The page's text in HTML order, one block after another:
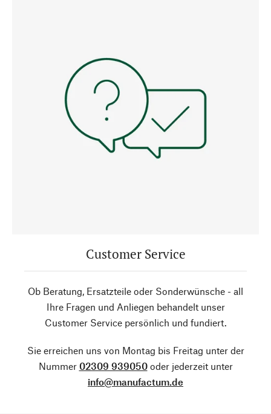
Customer Service
Ob Beratung, Ersatzteile oder Sonderwünsche - all
Ihre Fragen und Anliegen behandelt unser
Customer Service persönlich und fundiert.
Sie erreichen uns von Montag bis Freitag unter der
Nummer 02309 939050oder jederzeit unter
info@manufactum.de